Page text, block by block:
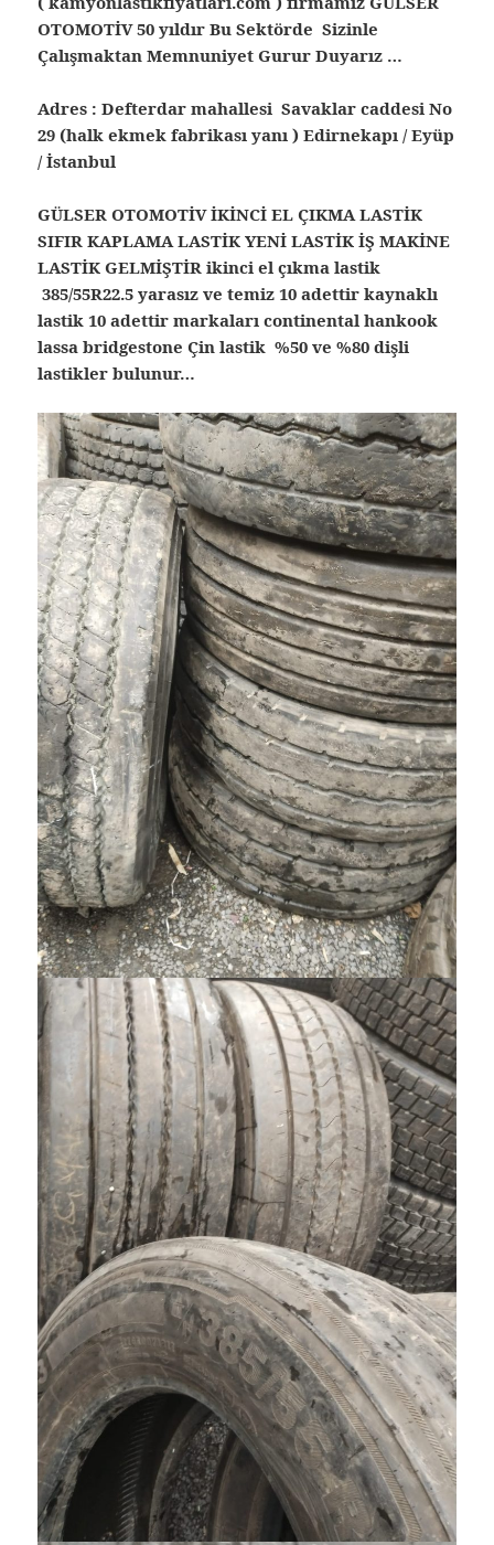
OTOMOTİV 50 yıldır Bu Sektörde Sizinle
Çalışmaktan Memnuniyet Gurur Duyarız …
Adres : Defterdar mahallesi Savaklar caddesi No
29 (halk ekmek fabrikası yanı ) Edirnekapı / Eyüp
/ İstanbul
GÜLSER OTOMOTİV İKİNCİ EL ÇIKMA LASTİK
SIFIR KAPLAMA LASTİK YENİ LASTİK İŞ MAKİNE
LASTİK GELMİŞTİR ikinci el çıkma lastik
385/55R22.5 yarasız ve temiz 10 adettir kaynaklı
lastik 10 adettir markaları continental hankook
lassa bridgestone Çin lastik %50 ve %80 dişli
lastikler bulunur…